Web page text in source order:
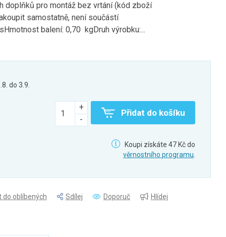
doplňků pro montáž bez vrtání (kód zboží
samostatně, není součástí
balení: 0,70 kgDruh výrobku:...
do 3.9.
Přidat do košíku
Koupi získáte 47 Kč do
věrnostního programu
do oblíbených Sdílej Doporuč Hlídej